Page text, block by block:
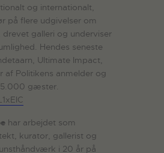
og internationalt,
på flere udgivelser om
drevet galleri og underviser
Hendes seneste
Ultimate Impact,
af Politikens anmelder og
gæster.
har arbejdet som
kurator, gallerist og
i 20 år på